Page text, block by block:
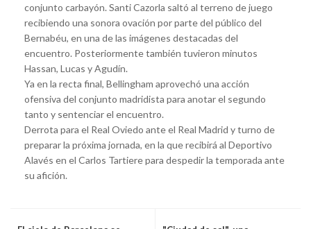
conjunto carbayón. Santi Cazorla saltó al terreno de juego
recibiendo una sonora ovación por parte del público del
Bernabéu, en una de las imágenes destacadas del
encuentro. Posteriormente también tuvieron minutos
Hassan, Lucas y Agudín.
Ya en la recta final, Bellingham aprovechó una acción
ofensiva del conjunto madridista para anotar el segundo
tanto y sentenciar el encuentro.
Derrota para el Real Oviedo ante el Real Madrid y turno de
preparar la próxima jornada, en la que recibirá al Deportivo
Alavés en el Carlos Tartiere para despedir la temporada ante
su afición.